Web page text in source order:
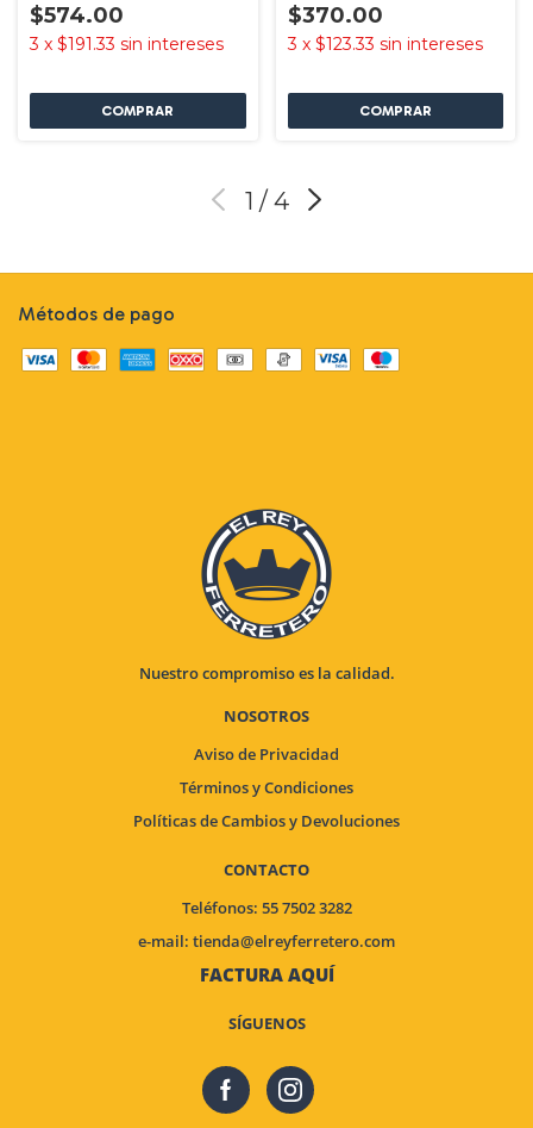
$574.00
3 x $191.33 sin intereses
$370.00
3 x $123.33 sin intereses
1 / 4
Métodos de pago
Nuestro compromiso es la calidad.
NOSOTROS
Aviso de Privacidad
Términos y Condiciones
Políticas de Cambios y Devoluciones
CONTACTO
Teléfonos: 55 7502 3282
e-mail: tienda@elreyferretero.com
FACTURA AQUÍ
SÍGUENOS